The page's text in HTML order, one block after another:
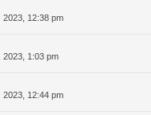
2023, 12:38 pm
2023, 1:03 pm
2023, 12:44 pm